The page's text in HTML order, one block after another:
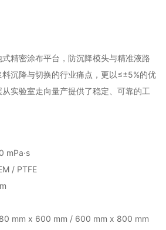
精密涂布平台，防沉降模头与精准液路
沉降与切换的行业痛点，更以≤±5%的优
实验室走向量产提供了稳定、可靠的工
mPa·s
/ PTFE
mm x 600 mm / 600 mm x 800 mm